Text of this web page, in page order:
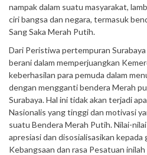
nampak dalam suatu masyarakat,
ciri bangsa dan negara, termasuk
Sang Saka Merah Putih.
Dari Peristiwa pertempuran
berani dalam memperjuangkan
keberhasilan para pemuda dalam
dengan mengganti bendera Merah
Surabaya. Hal ini tidak akan terjadi
Nasionalis yang tinggi dan motivasi
suatu Bendera Merah Putih. Nilai-
apresiasi dan disosialisasikan kepada
Kebangsaan dan rasa Pesatuan